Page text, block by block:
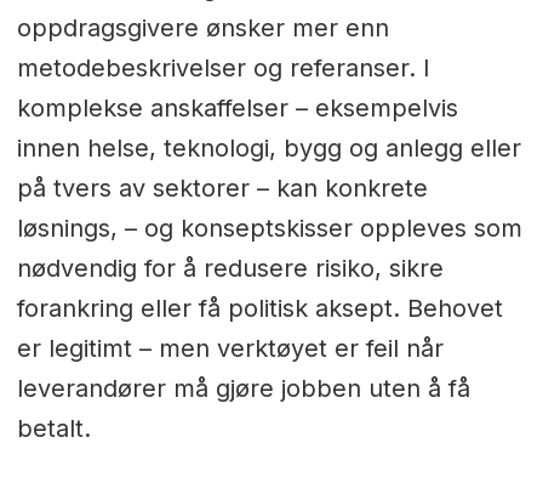
oppdragsgivere ønsker mer enn
metodebeskrivelser og referanser. I
komplekse anskaffelser – eksempelvis
innen helse, teknologi, bygg og anlegg eller
på tvers av sektorer – kan konkrete
løsnings, – og konseptskisser oppleves som
nødvendig for å redusere risiko, sikre
forankring eller få politisk aksept. Behovet
er legitimt – men verktøyet er feil når
leverandører må gjøre jobben uten å få
betalt.